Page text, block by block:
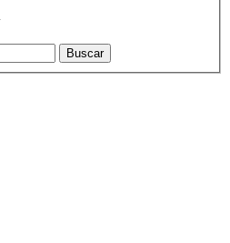
Buscar